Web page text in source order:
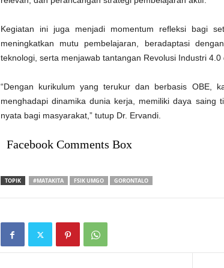
Kegiatan ini juga menjadi momentum refleksi bagi
meningkatkan mutu pembelajaran, beradaptasi
teknologi, serta menjawab tantangan Revolusi Industri 4.0
“Dengan kurikulum yang terukur dan berbasis OBE,
menghadapi dinamika dunia kerja, memiliki daya saing
nyata bagi masyarakat,” tutup Dr. Ervandi.
Facebook Comments Box
TOPIK #MATAKITA FSIK UMGO GORONTALO